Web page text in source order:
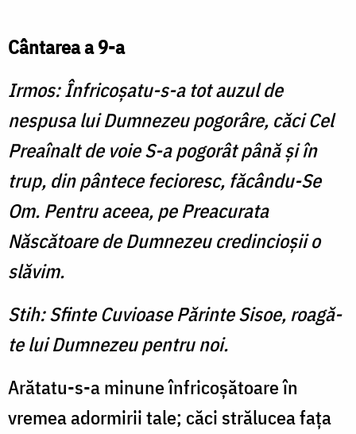
Cântarea a 9-a
Irmos: Înfricoşatu-s-a tot auzul de
nespusa lui Dumnezeu pogorâre, căci Cel
Preaînalt de voie S-a pogorât până şi în
trup, din pântece fecioresc, făcându-Se
Om. Pentru aceea, pe Preacurata
Născătoare de Dumnezeu credincioşii o
slăvim.
Stih: Sfinte Cuvioase Părinte Sisoe, roagă-
te lui Dumnezeu pentru noi.
Arătatu-s-a minune înfricoşătoare în
vremea adormirii tale; căci strălucea faţa